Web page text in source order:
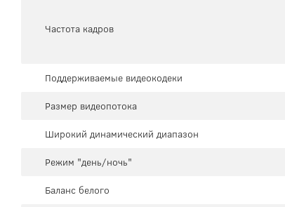
Частота кадров
Поддерживаемые видеокодеки
Размер видеопотока
Широкий динамический диапазон
Режим "день/ночь"
Баланс белого